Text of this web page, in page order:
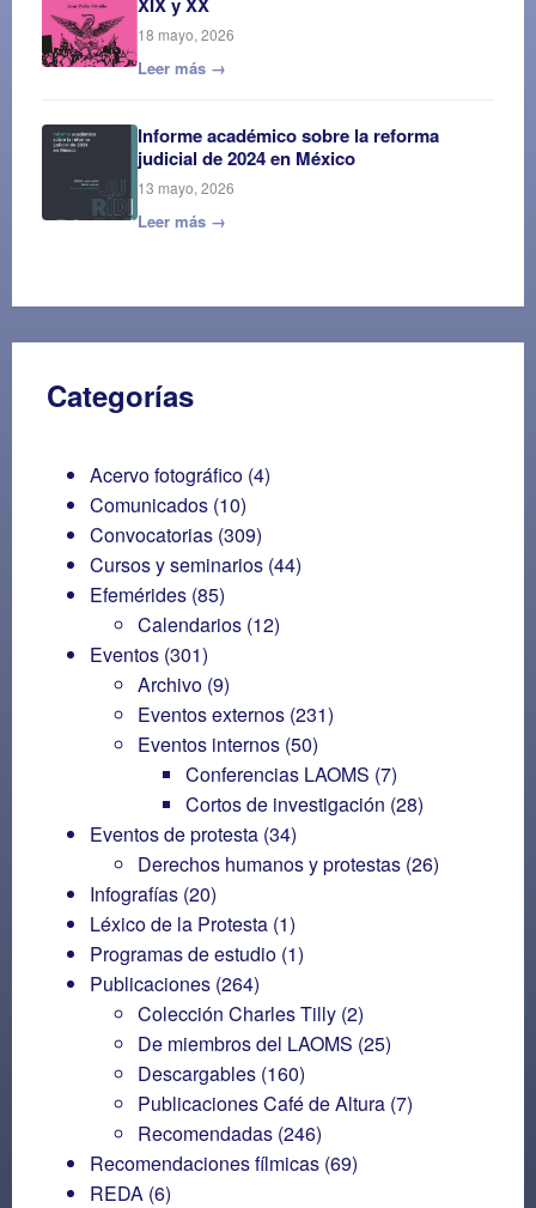
18 mayo, 2026
Leer más →
Informe académico sobre la reforma
judicial de 2024 en México
13 mayo, 2026
Leer más →
Categorías
Acervo fotográfico (4)
Comunicados (10)
Convocatorias (309)
Cursos y seminarios (44)
Efemérides (85)
Calendarios (12)
Eventos (301)
Archivo (9)
Eventos externos (231)
Eventos internos (50)
Conferencias LAOMS (7)
Cortos de investigación (28)
Eventos de protesta (34)
Derechos humanos y protestas (26)
Infografías (20)
Léxico de la Protesta (1)
Programas de estudio (1)
Publicaciones (264)
Colección Charles Tilly (2)
De miembros del LAOMS (25)
Descargables (160)
Publicaciones Café de Altura (7)
Recomendadas (246)
Recomendaciones fílmicas (69)
REDA (6)